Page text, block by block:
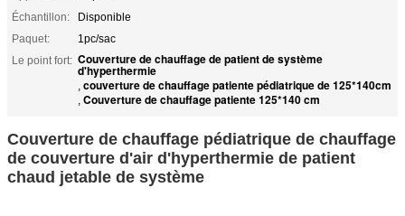
Échantillon:
Disponible
Paquet:
1pc/sac
Le point fort: Couverture de chauffage de patient de système
d'hyperthermie
, couverture de chauffage patiente pédiatrique de 125*140cm
, Couverture de chauffage patiente 125*140 cm
Couverture de chauffage pédiatrique de chauffage
de couverture d'air d'hyperthermie de patient
chaud jetable de système